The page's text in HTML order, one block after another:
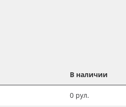
В наличии
0 рул.